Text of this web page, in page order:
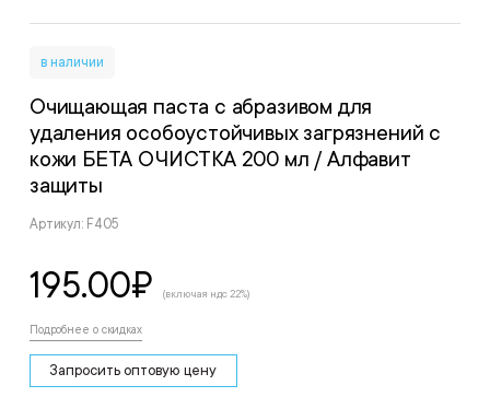
в наличии
Очищающая паста с абразивом для
удаления особоустойчивых загрязнений с
кожи БЕТА ОЧИСТКА 200 мл / Алфавит
защиты
Артикул: F405
195.00₽ (включая ндс 22%)
Подробнее о скидках
Запросить оптовую цену